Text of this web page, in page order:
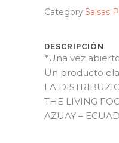
Category:Salsas
DESCRIPCIÓN
*Una vez
Un producto
LA
THE LIVING
AZUAY –